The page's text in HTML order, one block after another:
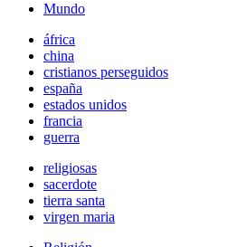
Mundo
áfrica
china
cristianos perseguidos
españa
estados unidos
francia
guerra
religiosas
sacerdote
tierra santa
virgen maria